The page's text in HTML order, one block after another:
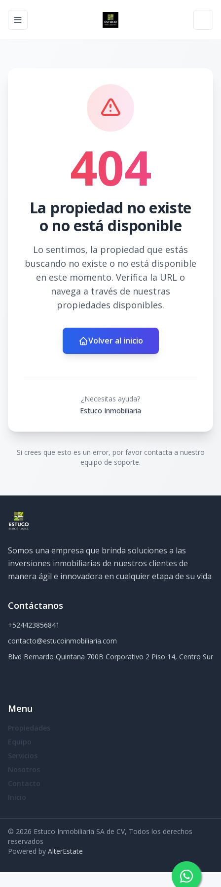
Toggle navigation menu
404
La propiedad no existe
o no está disponible
Lo sentimos, la propiedad que estás
buscando no existe o no está disponible
en este momento. Verifica la URL o
navega a través de nuestras
propiedades disponibles.
Volver al inicio
¿Necesitas ayuda?
Estuco Inmobiliaria
Si crees que esto es un error, por favor contacta a nuestro
equipo de soporte.
Somos una empresa que brinda soluciones a las
inversiones inmobiliarias de nuestros clientes de
manera ágil e innovadora en cualquier etapa de su vida
Contáctanos
+524423856841
contacto@estucoinmobiliaria.com
Blvd Bernardo Quintana 700B Corporativo 2 Piso 14, Centro Sur
Menu
Propiedades
Equipo
Servicios
Nosotros
Contacto
Inicio
© 2026 Estuco Inmobiliaria SA de CV, Todos los derechos
reservados
Powered by AlterEstate